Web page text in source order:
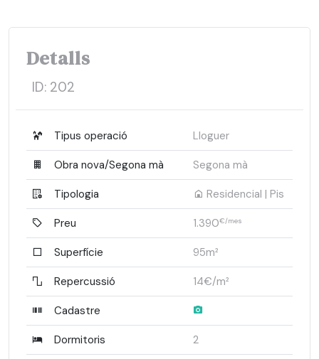
Detalls
ID: 202
Tipus operació Lloguer
Obra nova/Segona mà Segona mà
Tipologia Residencial | Pis
Preu 1.390€/mes
Superfície 95m²
Repercussió 14€/m²
Cadastre
Dormitoris 2